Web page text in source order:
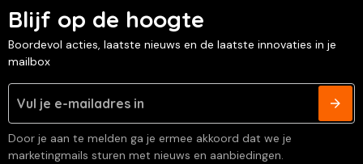
Blijf op de hoogte
Boordevol acties, laatste nieuws en de laatste innovaties in je
mailbox
Door je aan te melden ga je ermee akkoord dat we je
marketingmails sturen met nieuws en aanbiedingen.